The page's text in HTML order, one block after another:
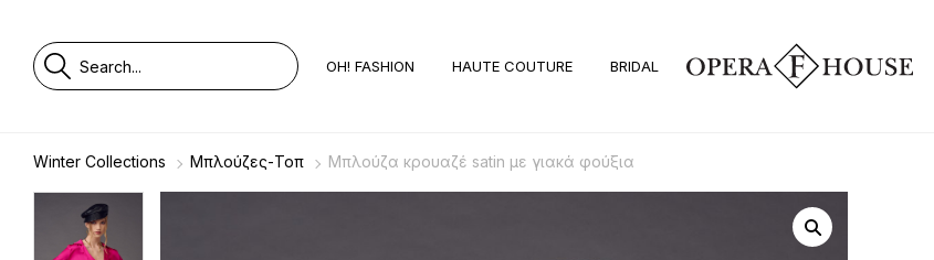
OH! FASHION HAUTE COUTURE BRIDAL
Winter Collections Μπλούζες-Τοπ Μπλούζα κρουαζέ satin με γιακά φούξια